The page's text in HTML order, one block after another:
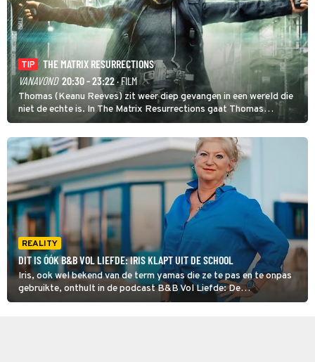
TIP
THE MATRIX RESURRECTIONS
VANAVOND 20:30 - 23:22· FILM
Thomas (Keanu Reeves) zit weer diep gevangen in een wereld die
niet de echte is. In The Matrix Resurrections gaat Thomas
proberen uit deze schijnwereld te ontsnappen.
REALITY
DIT IS ÓÓK B&B VOL LIEFDE: IRIS KLAPT UIT DE SCHOOL
Iris, ook wel bekend van de term yamas die ze te pas en te onpas
gebruikte, onthult in de podcast B&B Vol Liefde: De
Nabeschouwing dat er toch wel veel invloed is van de makers en